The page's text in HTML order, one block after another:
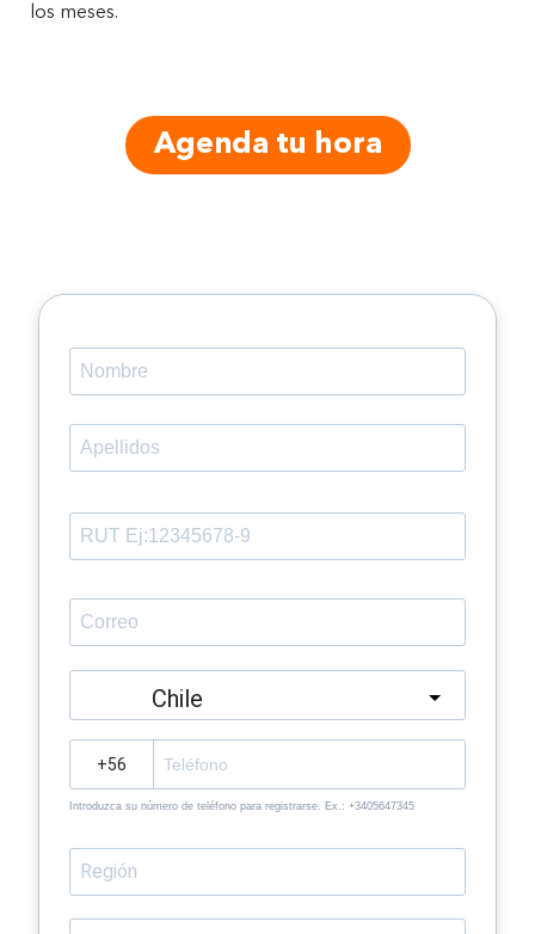
los meses.
Agenda tu hora
Chile
Introduzca su número de teléfono para registrarse. Ex.: +3405647345